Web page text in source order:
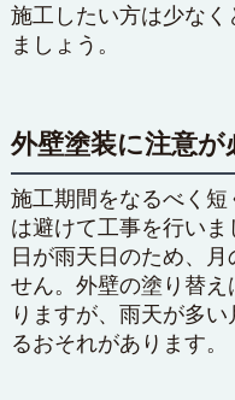
施工したい方は少なく
ましょう。
外壁塗装に注意が
施工期間をなるべく
は避けて工事を行い
日が雨天日のため、
せん。外壁の塗り替
りますが、雨天が多
るおそれがあります。